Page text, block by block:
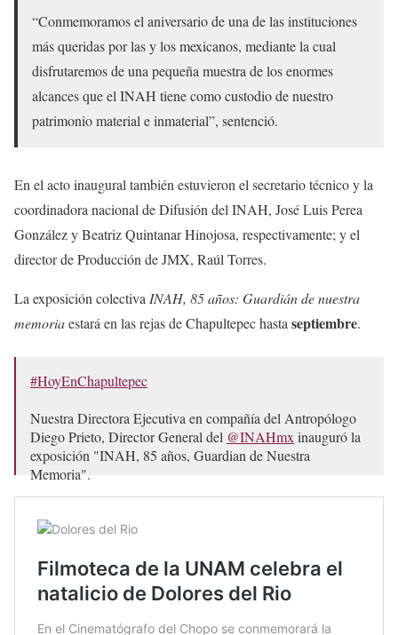
“Conmemoramos el aniversario de una de las instituciones
más queridas por las y los mexicanos, mediante la cual
disfrutaremos de una pequeña muestra de los enormes
alcances que el INAH tiene como custodio de nuestro
patrimonio material e inmaterial”, sentenció.
En el acto inaugural también estuvieron el secretario técnico y la
coordinadora nacional de Difusión del INAH, José Luis Perea
González y Beatriz Quintanar Hinojosa, respectivamente; y el
director de Producción de JMX, Raúl Torres.
La exposición colectivaINAH, 85 años: Guardián de nuestra
memoriaestará en las rejas de Chapultepec hastaseptiembre.
#HoyEnChapultepec
Nuestra Directora Ejecutiva en compañía del Antropólogo
Diego Prieto, Director General del @INAHmxinauguró la
exposición "INAH, 85 años, Guardian de Nuestra
Memoria".
de Chapultepec.pic.twitter.com/RiJ28ZtRJ9
— Bosque De Chapultepec (@ChapultepecCDMX)August
3, 2024